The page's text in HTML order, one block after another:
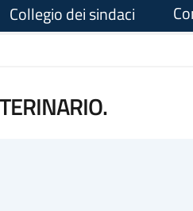
Collegio dei sindaci